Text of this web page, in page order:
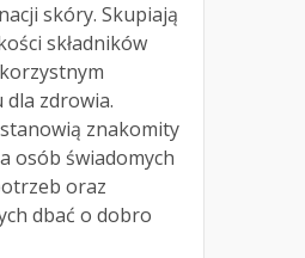
skóry. Skupiają
składników
dla zdrowia.
znakomity
osób świadomych
oraz
dbać o dobro